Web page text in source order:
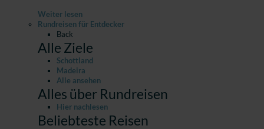
Weiter lesen
Rundreisen für Entdecker
Back
Alle Ziele
Schottland
Madeira
Alle ansehen
Alles über Rundreisen
Hier nachlesen
Beliebteste Reisen